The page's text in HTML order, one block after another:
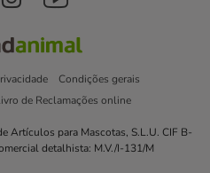
Condições gerais
de Reclamações online
Artículos para Mascotas, S.L.U. CIF B-
detalhista: M.V./I-131/M